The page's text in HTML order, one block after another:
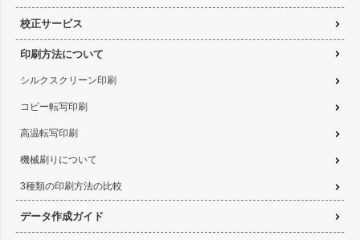
校正サービス
印刷方法について
シルクスクリーン印刷
コピー転写印刷
高温転写印刷
機械刷りについて
3種類の印刷方法の比較
データ作成ガイド